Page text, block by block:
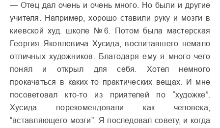
— Отец дал очень и очень много. Но были и другие
учителя. Например, хорошо ставили руку и мозги в
киевской худ. школе №6. Потом была мастерская
Георгия Яковлевича Хусида, воспитавшего немало
отличных художников. Благодаря ему я много чего
понял и открыл для себя. Хотел немного
прокачаться в каких-то практических вещах. И мне
посоветовал кто-то из приятелей по “художке”.
Хусида порекомендовали как человека,
“вставляющего мозги”. Я последовал совету, и когда